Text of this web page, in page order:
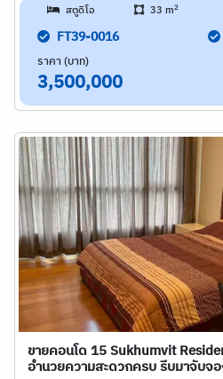
สตูดิโอ 33 m2
FT39-0016
ราคา (บาท)
3,500,000
ขายคอนโด 15 Sukhumvit
อำนวยความสะดวกครบ รีบมาจับจ